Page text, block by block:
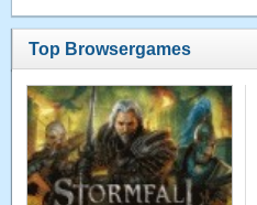
Top Browsergames